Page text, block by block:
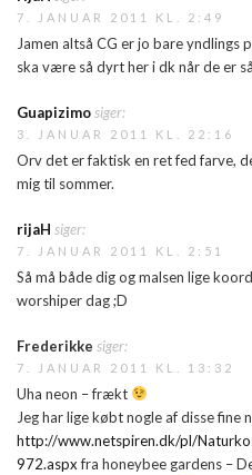
7. JANUAR 2011 KL. 2:49
Jamen altså CG er jo bare yndlings
ska være så dyrt her i dk når de er
Guapizimosiger:
3. JANUAR 2011 KL. 22:16
Orv det er faktisk en ret fed farve,
mig til sommer.
rijaH siger:
7. JANUAR 2011 KL. 2:51
Så må både dig og malsen lige
worshiper dag ;D
Frederikke siger:
7. JANUAR 2011 KL. 13:32
Uha neon – frækt
Jeg har lige købt nogle af disse fine
http://www.netspiren.dk/pl/
972.aspxfra honeybee gardens –